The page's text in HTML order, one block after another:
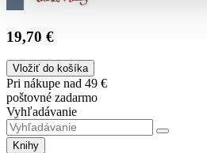
19,70 €
Vložiť do košíka
Pri nákupe nad 49 €
poštovné zadarmo
Vyhľadávanie
Knihy